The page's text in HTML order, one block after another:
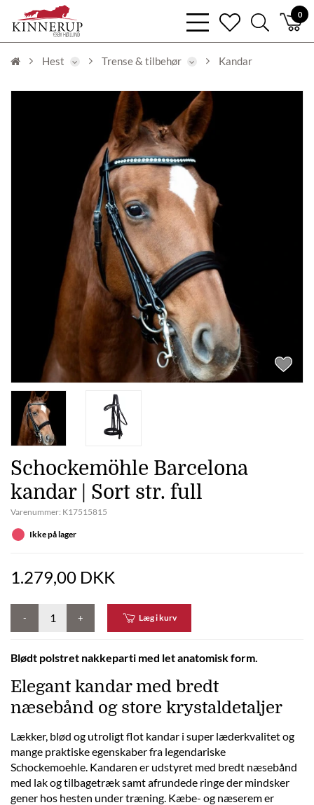
0
bars
light
heart
search
light
Hest Trense & tilbehør Kandar
Schockemöhle Barcelona
kandar | Sort str. full
Varenummer: K17515815
Ikke på lager
1.279,00 DKK
- + Læg i kurv
Blødt polstret nakkeparti med let anatomisk form.
Elegant kandar med bredt
næsebånd og store krystaldetaljer
Lækker, blød og utroligt flot kandar i super læderkvalitet og
mange praktiske egenskaber fra legendariske
Schockemoehle. Kandaren er udstyret med bredt næsebånd
med lak og tilbagetræk samt afrundede ringe der mindsker
gener hos hesten under træning. Kæbe- og næserem er